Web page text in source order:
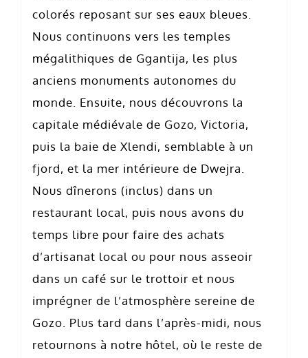
colorés reposant sur ses eaux bleues.
Nous continuons vers les temples
mégalithiques de Ggantija, les plus
anciens monuments autonomes du
monde. Ensuite, nous découvrons la
capitale médiévale de Gozo, Victoria,
puis la baie de Xlendi, semblable à un
fjord, et la mer intérieure de Dwejra.
Nous dînerons (inclus) dans un
restaurant local, puis nous avons du
temps libre pour faire des achats
d’artisanat local ou pour nous asseoir
dans un café sur le trottoir et nous
imprégner de l’atmosphère sereine de
Gozo. Plus tard dans l’après-midi, nous
retournons à notre hôtel, où le reste de